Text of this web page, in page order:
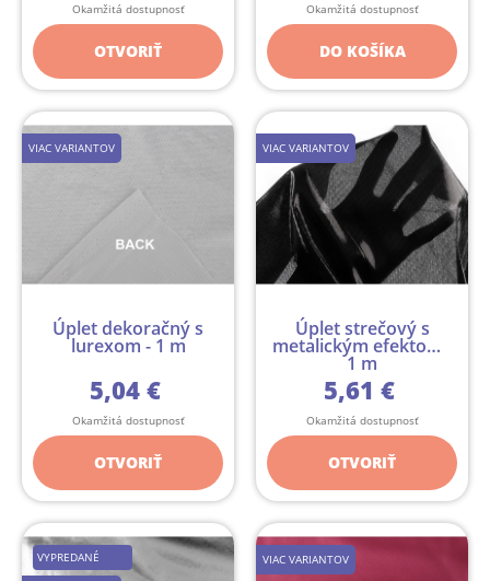
Okamžitá dostupnosť
OTVORIŤ
Okamžitá dostupnosť
DO KOŠÍKA
VIAC VARIANTOV
Úplet dekoračný s
lurexom - 1 m
5,04 €
Okamžitá dostupnosť
OTVORIŤ
VIAC VARIANTOV
Úplet strečový s
metalickým efektom -
1 m
5,61 €
Okamžitá dostupnosť
OTVORIŤ
VYPREDANÉ VIAC VARIANTOV